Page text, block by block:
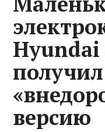
Hyundai
получил
версию